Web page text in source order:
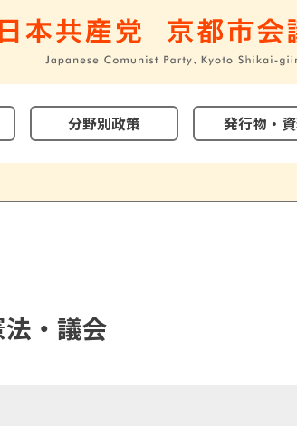
分野別政策 発行物・
・議会